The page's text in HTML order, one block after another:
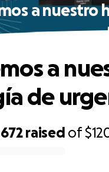
a nuestro
raised of
a
de